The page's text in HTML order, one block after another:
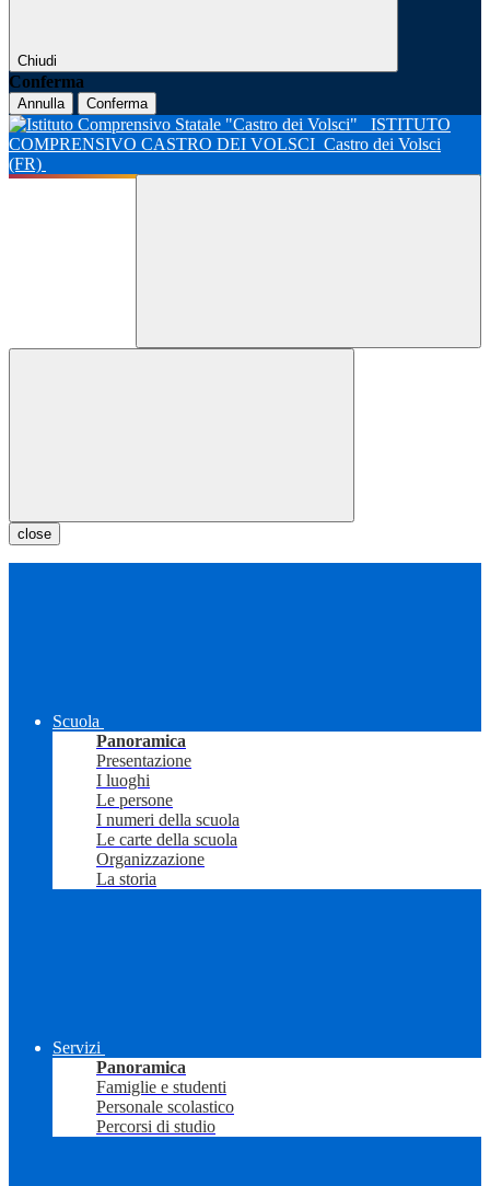
Chiudi
Conferma
Annulla Conferma
ISTITUTO
COMPRENSIVO CASTRO DEI VOLSCI Castro dei Volsci
(FR)
close
Scuola
Panoramica
Presentazione
I luoghi
Le persone
I numeri della scuola
Le carte della scuola
Organizzazione
La storia
Servizi
Panoramica
Famiglie e studenti
Personale scolastico
Percorsi di studio